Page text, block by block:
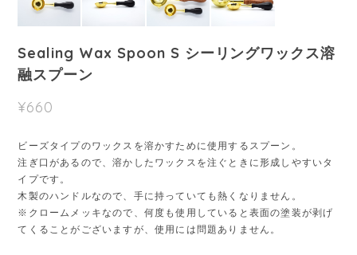
Sealing Wax Spoon S シーリングワックス溶
融スプーン
¥660
ビーズタイプのワックスを溶かすために使用するスプーン。
注ぎ口があるので、溶かしたワックスを注ぐときに形成しやすいタ
イプです。
木製のハンドルなので、手に持っていても熱くなりません。
※クロームメッキなので、何度も使用していると表面の塗装が剥げ
てくることがございますが、使用には問題ありません。